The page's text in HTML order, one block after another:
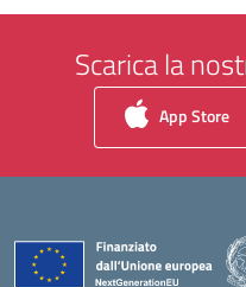
Scarica la
App Store